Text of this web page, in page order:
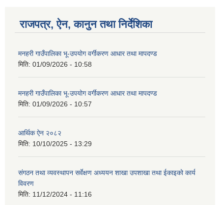
राजपत्र, ऐन, कानुन तथा निर्देशिका
मनहरी गाउँपालिका भू-उपयोग वर्गीकरण आधार तथा मापदण्ड
मिति: 01/09/2026 - 10:58
मनहरी गाउँपालिका भू-उपयोग वर्गीकरण आधार तथा मापदण्ड
मिति: 01/09/2026 - 10:57
आर्थिक ऐन २०८२
मिति: 10/10/2025 - 13:29
संगठन तथा व्यवस्थापन सर्वेक्षण अध्ययन शाखा उपशाखा तथा ईकाइको कार्य
विवरण
मिति: 11/12/2024 - 11:16